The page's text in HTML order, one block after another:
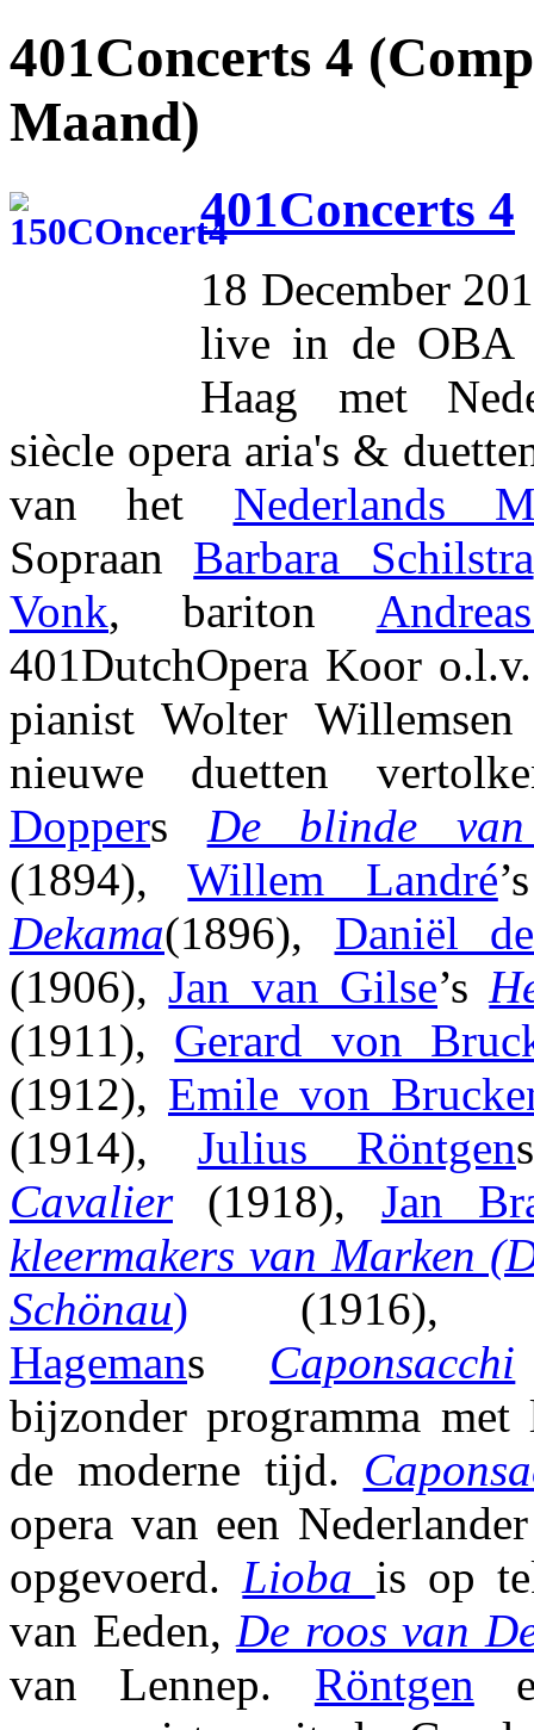
401Concerts 4
Maand)
401Concerts 4
18 December
live in de OBA
Haag met
siècle opera aria's &
van het Nederlands
Sopraan Barbara Schilstra
Vonk, bariton
401DutchOpera Koor
pianist Wolter
nieuwe duetten
Doppers De blinde
(1894),Willem Landré
Dekama(1896), Daniël
(1906),Jan van Gilse’s
(1911), Gerard von
(1912), Emile von
(1914), Julius Röntgen
Cavalier(1918), Jan
kleermakers van Marken
Schönau)
Hagemans Caponsacchi
bijzonder programma
de moderne tijd.
opera van een
opgevoerd. Lioba is op
van Eeden, De roos van
van Lennep. Röntgen